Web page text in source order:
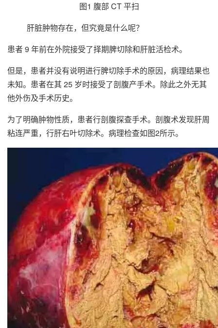
图1 腹部 CT 平扫
肝脏肿物存在，但究竟是什么呢？
患者 9 年前在外院接受了择期脾切除和肝脏活检术。
但是，患者并没有说明进行脾切除手术的原因，病理结果也
未知。患者在其 25 岁时接受了剖腹产手术。除此之外无其
他外伤及手术历史。
为了明确肿物性质，患者行剖腹探查手术。剖腹术发现肝周
粘连严重，行肝右叶切除术。病理检查如图2所示。